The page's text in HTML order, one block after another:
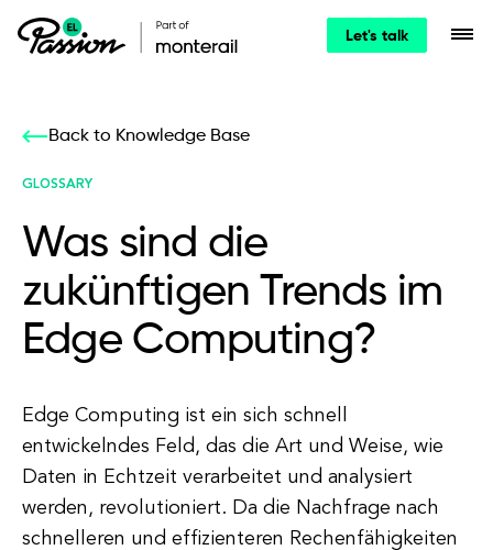
Let's talk
Back to Knowledge Base
GLOSSARY
Was sind die
zukünftigen Trends im
Edge Computing?
Edge Computing ist ein sich schnell
entwickelndes Feld, das die Art und Weise, wie
Daten in Echtzeit verarbeitet und analysiert
werden, revolutioniert. Da die Nachfrage nach
schnelleren und effizienteren Rechenfähigkeiten